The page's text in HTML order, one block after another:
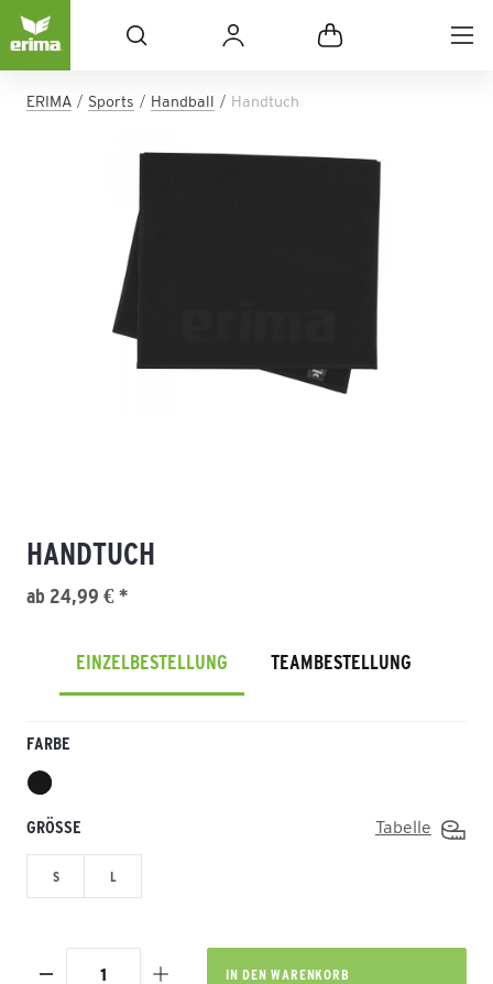
ERIMA Sports Handball Handtuch
HANDTUCH
ab 24,99 € *
EINZELBESTELLUNG TEAMBESTELLUNG
FARBE
GRÖSSE Tabelle
S L
IN DEN WARENKORB